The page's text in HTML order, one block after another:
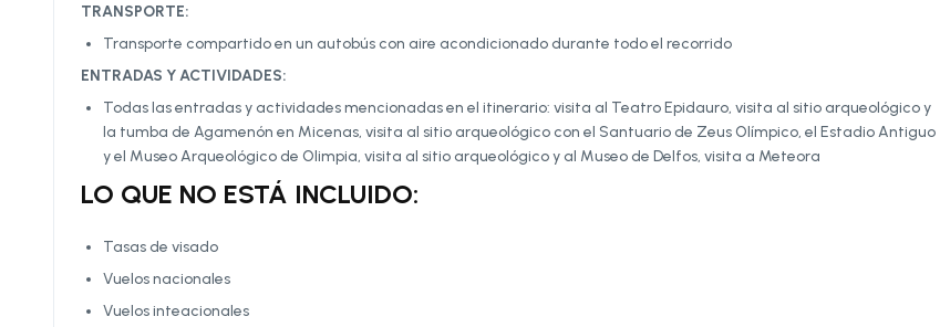
TRANSPORTE:
Transporte compartido en un autobús con aire acondicionado durante todo el recorrido
ENTRADAS Y ACTIVIDADES:
Todas las entradas y actividades mencionadas en el itinerario: visita al Teatro Epidauro, visita al sitio arqueológico y
la tumba de Agamenón en Micenas, visita al sitio arqueológico con el Santuario de Zeus Olímpico, el Estadio Antiguo
y el Museo Arqueológico de Olimpia, visita al sitio arqueológico y al Museo de Delfos, visita a Meteora
LO QUE NO ESTÁ INCLUIDO:
Tasas de visado
Vuelos nacionales
Vuelos inteacionales